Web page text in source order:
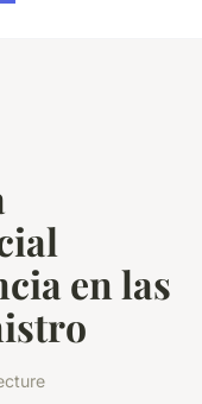
en las